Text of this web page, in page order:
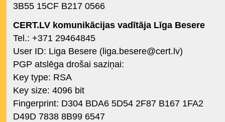
3B55 15CF B217 0566
CERT.LV komunikācijas vadītāja Līga Besere
Tel.: +371 29464845
User ID: Liga Besere (liga.besere@cert.lv)
PGP atslēga drošai saziņai:
Key type: RSA
Key size: 4096 bit
Fingerprint: D304 BDA6 5D54 2F87 B167 1FA2
D49D 7838 8B99 6547